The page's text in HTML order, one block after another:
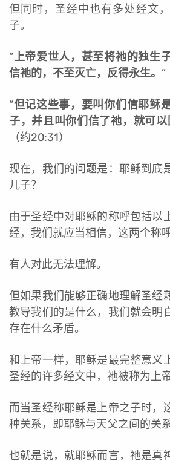
但同时，圣经中也有多处经文
子。
“上帝爱世人，甚至将祂的独生
信祂的，不至灭亡，反得永生。 ”
“但记这些事，要叫你们信耶稣
子，并且叫你们信了祂，就可以
（约20:31）
现在，我们的问题是：耶稣到底
儿子？
由于圣经中对耶稣的称呼包括以
经，我们就应当相信，这两个称
有人对此无法理解。
但如果我们能够正确地理解圣经
教导我们的是什么，我们就会明
存在什么矛盾。
和上帝一样，耶稣是最完整意义
圣经的许多经文中，祂被称为上
而当圣经称耶稣是上帝之子时，
种关系，即耶稣与天父之间的关系
也就是说，就耶稣而言，祂是真